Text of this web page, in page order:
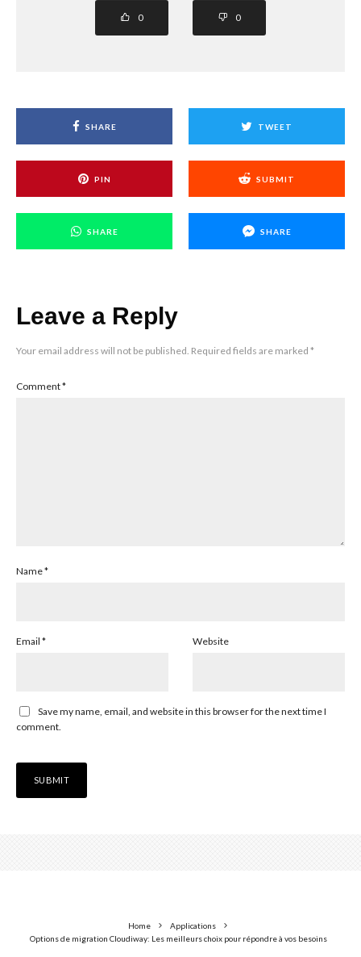
0 0
SHARE TWEET
PIN SUBMIT
SHARE SHARE
Leave a Reply
Your email address will not be published. Required fields are marked *
Comment*
Name*
Email * Website
Save my name, email, and website in this browser for the next time I
comment.
Home
Applications
Options de migration Cloudiway: Les meilleurs choix pour répondre à vos besoins